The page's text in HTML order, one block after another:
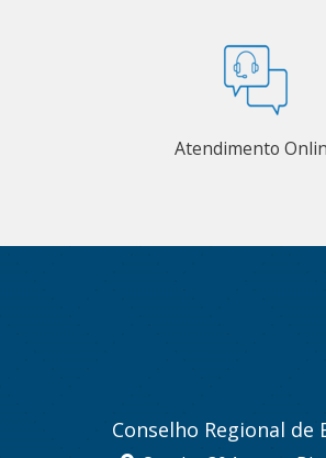
Atendimento
Conselho Regional